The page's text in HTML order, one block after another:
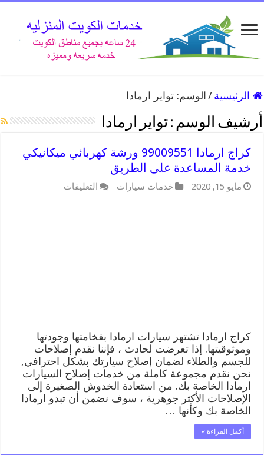
الرئيسية / الوسم:تواير ارمادا
أرشيف الوسم :تواير ارمادا
كراج ارمادا 99009551 ورشة كهربائي ميكانيكي
خدمة المساعدة على الطريق
مايو 15, 2020 خدمات سيارات التعليقات
كراج ارمادا تشتهر سيارات ارمادا بفخامتها وجودتها
وموثوقيتها. إذا تعرضت لحادث ، فإننا نقدم إصلاحات
للجسم والطلاء لضمان إصلاح سيارتك بشكل احترافي,
نحن نقدم مجموعة كاملة من خدمات إصلاح السيارات
ارمادا الخاصة بك. من استعادة الخدوش الصغيرة إلى
الإصلاحات الأكثر جوهرية ، سوف نضمن أن تبدو ارمادا
الخاصة بك وكأنها …
أكمل القراءة »